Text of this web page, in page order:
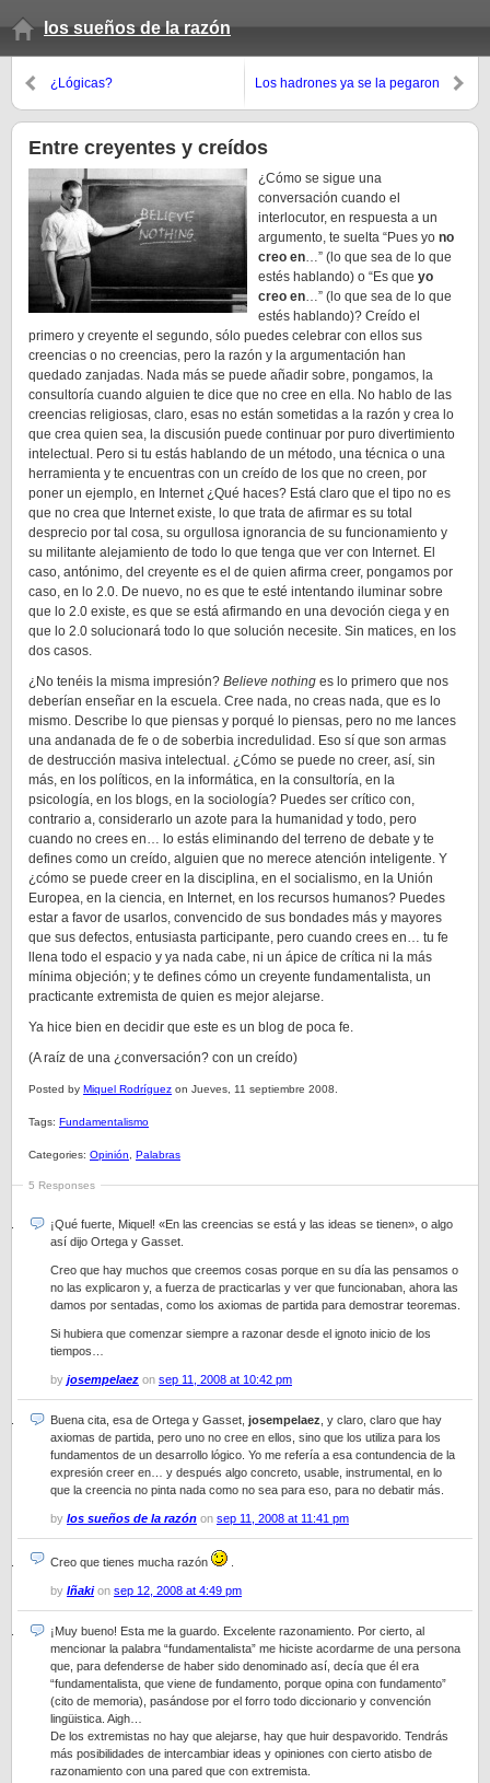
los sueños de la razón
¿Lógicas? Los hadrones ya se la pegaron
Entre creyentes y creídos
¿Cómo se sigue una
conversación cuando el
interlocutor, en respuesta a un
argumento, te suelta “Pues yo no
creo en…” (lo que sea de lo que
estés hablando) o “Es que yo
creo en…” (lo que sea de lo que
estés hablando)? Creído el
primero y creyente el segundo, sólo puedes celebrar con ellos sus
creencias o no creencias, pero la razón y la argumentación han
quedado zanjadas. Nada más se puede añadir sobre, pongamos, la
consultoría cuando alguien te dice que no cree en ella. No hablo de las
creencias religiosas, claro, esas no están sometidas a la razón y crea lo
que crea quien sea, la discusión puede continuar por puro divertimiento
intelectual. Pero si tu estás hablando de un método, una técnica o una
herramienta y te encuentras con un creído de los que no creen, por
poner un ejemplo, en Internet ¿Qué haces? Está claro que el tipo no es
que no crea que Internet existe, lo que trata de afirmar es su total
desprecio por tal cosa, su orgullosa ignorancia de su funcionamiento y
su militante alejamiento de todo lo que tenga que ver con Internet. El
caso, antónimo, del creyente es el de quien afirma creer, pongamos por
caso, en lo 2.0. De nuevo, no es que te esté intentando iluminar sobre
que lo 2.0 existe, es que se está afirmando en una devoción ciega y en
que lo 2.0 solucionará todo lo que solución necesite. Sin matices, en los
dos casos.
¿No tenéis la misma impresión? Believe nothing es lo primero que nos
deberían enseñar en la escuela. Cree nada, no creas nada, que es lo
mismo. Describe lo que piensas y porqué lo piensas, pero no me lances
una andanada de fe o de soberbia incredulidad. Eso sí que son armas
de destrucción masiva intelectual. ¿Cómo se puede no creer, así, sin
más, en los políticos, en la informática, en la consultoría, en la
psicología, en los blogs, en la sociología? Puedes ser crítico con,
contrario a, considerarlo un azote para la humanidad y todo, pero
cuando no crees en… lo estás eliminando del terreno de debate y te
defines como un creído, alguien que no merece atención inteligente. Y
¿cómo se puede creer en la disciplina, en el socialismo, en la Unión
Europea, en la ciencia, en Internet, en los recursos humanos? Puedes
estar a favor de usarlos, convencido de sus bondades más y mayores
que sus defectos, entusiasta participante, pero cuando crees en… tu fe
llena todo el espacio y ya nada cabe, ni un ápice de crítica ni la más
mínima objeción; y te defines cómo un creyente fundamentalista, un
practicante extremista de quien es mejor alejarse.
Ya hice bien en decidir que este es un blog de poca fe.
(A raíz de una ¿conversación? con un creído)
Posted by Miquel Rodríguez on Jueves, 11 septiembre 2008.
Tags: Fundamentalismo
Categories: Opinión Palabras
5 Responses
¡Qué fuerte, Miquel! «En las creencias se está y las ideas se tienen», o algo
así dijo Ortega y Gasset.
Creo que hay muchos que creemos cosas porque en su día las pensamos o
no las explicaron y, a fuerza de practicarlas y ver que funcionaban, ahora las
damos por sentadas, como los axiomas de partida para demostrar teoremas.
Si hubiera que comenzar siempre a razonar desde el ignoto inicio de los
tiempos…
by josempelaez on sep 11, 2008 at 10:42 pm
Buena cita, esa de Ortega y Gasset, josempelaez , y claro, claro que hay
axiomas de partida, pero uno no cree en ellos, sino que los utiliza para los
fundamentos de un desarrollo lógico. Yo me refería a esa contundencia de la
expresión creer en… y después algo concreto, usable, instrumental, en lo
que la creencia no pinta nada como no sea para eso, para no debatir más.
by los sueños de la razón on sep 11, 2008 at 11:41 pm
Creo que tienes mucha razón
by Iñakion sep 12, 2008 at 4:49 pm
¡Muy bueno! Esta me la guardo. Excelente razonamiento. Por cierto, al
mencionar la palabra “fundamentalista” me hiciste acordarme de una persona
que, para defenderse de haber sido denominado así, decía que él era
“fundamentalista, que viene de fundamento, porque opina con fundamento”
(cito de memoria), pasándose por el forro todo diccionario y convención
lingüistica. Aigh…
De los extremistas no hay que alejarse, hay que huir despavorido. Tendrás
más posibilidades de intercambiar ideas y opiniones con cierto atisbo de
razonamiento con una pared que con extremista.